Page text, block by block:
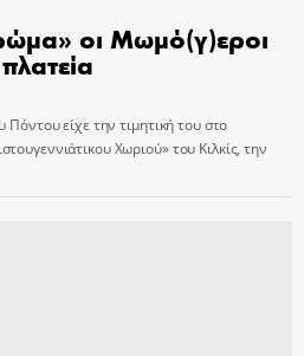
οι Μωμό(γ)εροι
είχε την τιμητική του στο
Χωριού» του Κιλκίς, την